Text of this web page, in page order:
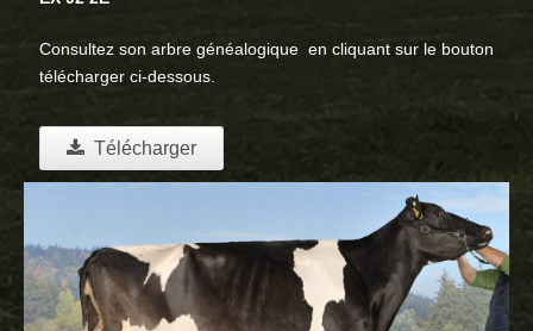
Consultez son arbre généalogique en cliquant sur le bouton
télécharger ci-dessous.
Télécharger